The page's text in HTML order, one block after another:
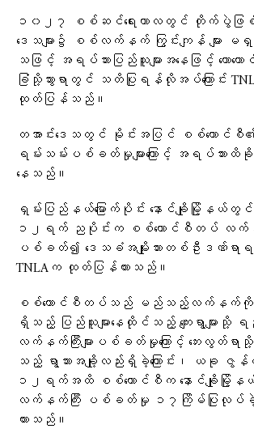
၁၀၂၇ စစ်ဆင်ရေးကာလတွင် တိုက်ပွဲဖြစ်
ဒေသများ၌ စစ်လက်နက် ကြွင်းကျန် များ မ
သဖြင့် အရပ်သားပြည်သူများအနေဖြင့် တေ
ခြံသို့သွားရာတွင် သတိပြုရန်လိုအပ်ကြောင်း
ထုတ်ပြန်သည်။
တအာင်းဒေသတွင် မိုင်းအပြင် စစ်ကောင်စီ
ရမ်းသမ်းပစ်ခတ်မှုများကြောင့် အရပ်သား
နေသည်။
ရှမ်းပြည်နယ်မြောက်ပိုင်း နောင်ချိုမြို့နယ်
၁၂ရက် ညပိုင်းက စစ်ကောင်စီတပ် လက်န
ပစ်ခတ်၍ ဒေသခံအမျိုးသားတစ်ဦးဒဏ်ရ
TNLAက ထုတ်ပြန်ထားသည်။
စစ်ကောင်စီတပ်သည် မည်သည့်လက်နက်
ရှိသည့် ပြည်သူများနေထိုင်သည့် ကျေးရွာမျာ
လက်နက်ကြီးများပစ်ခတ်မှုကြောင့် ဘေးလွတ်ရာ
သည့် ရွာသားအချို့လည်းရှိခဲ့ကြောင်း၊ ယခု
၁၂ရက်အထိ စစ်ကောင်စီက နောင်ချိုမြို့န
လက်နက်ကြီး ပစ်ခတ်မှု ၁၇ကြိမ်ပြုလုပ်ခဲ့ကြေ
ထားသည်။